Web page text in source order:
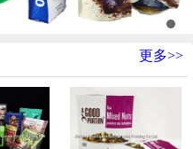
更多>>